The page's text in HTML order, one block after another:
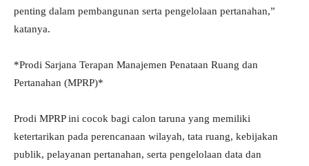
penting dalam pembangunan serta pengelolaan pertanahan,”
katanya.
*Prodi Sarjana Terapan Manajemen Penataan Ruang dan
Pertanahan (MPRP)*
Prodi MPRP ini cocok bagi calon taruna yang memiliki
ketertarikan pada perencanaan wilayah, tata ruang, kebijakan
publik, pelayanan pertanahan, serta pengelolaan data dan